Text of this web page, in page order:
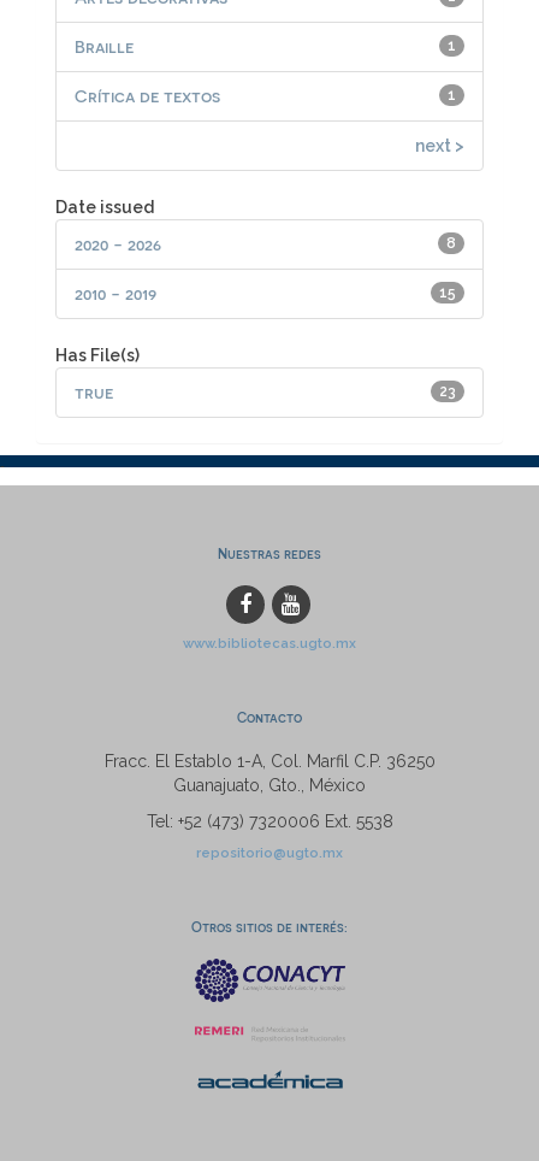
1
Braille
1
Crítica de textos
next >
Date issued
8
2020 - 2026
15
2010 - 2019
Has File(s)
23
true
Nuestras redes
www.bibliotecas.ugto.mx
Contacto
Fracc. El Establo 1-A, Col. Marfil C.P. 36250
Guanajuato, Gto., México
Tel: +52 (473) 7320006 Ext. 5538
repositorio@ugto.mx
Otros sitios de interés: